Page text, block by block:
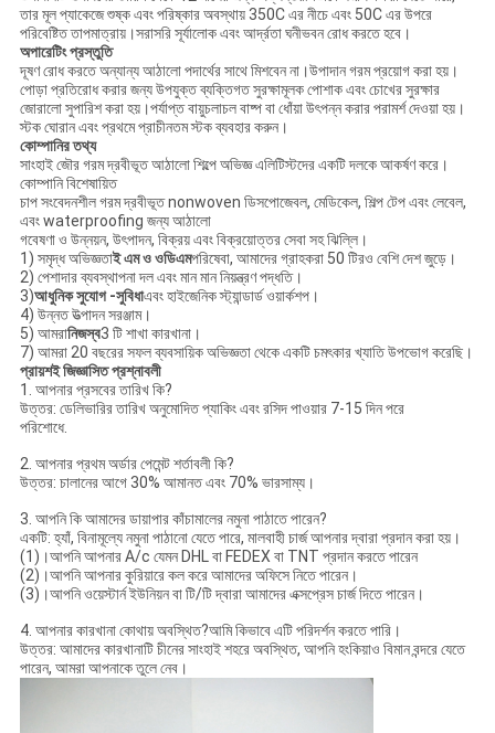
তার মূল প্যাকেজে শুষ্ক এবং পরিষ্কার অবস্থায় 350C এর নীচে এবং 50C এর উপরে
পরিবেষ্টিত তাপমাত্রায়।সরাসরি সূর্যালোক এবং আর্দ্রতা ঘনীভবন রোধ করতে হবে।
অপারেটিং প্রস্তুতি
দূষণ রোধ করতে অন্যান্য আঠালো পদার্থের সাথে মিশবেন না।উপাদান গরম প্রয়োগ করা হয়।
পোড়া প্রতিরোধ করার জন্য উপযুক্ত ব্যক্তিগত সুরক্ষামূলক পোশাক এবং চোখের সুরক্ষার
জোরালো সুপারিশ করা হয়।পর্যাপ্ত বায়ুচলাচল বাষ্প বা ধোঁয়া উৎপন্ন করার পরামর্শ দেওয়া হয়।
স্টক ঘোরান এবং প্রথমে প্রাচীনতম স্টক ব্যবহার করুন।
কোম্পানির তথ্য
সাংহাই জৌর গরম দ্রবীভূত আঠালো শিল্পে অভিজ্ঞ এলিটিস্টদের একটি দলকে আকর্ষণ করে।
কোম্পানি বিশেষায়িত
চাপ সংবেদনশীল গরম দ্রবীভূত nonwoven ডিসপোজেবল, মেডিকেল, শিল্প টেপ এবং লেবেল,
এবং waterproofing জন্য আঠালো
গবেষণা ও উন্নয়ন, উৎপাদন, বিক্রয় এবং বিক্রয়োত্তর সেবা সহ ঝিল্লি।
1) সমৃদ্ধ অভিজ্ঞতাই এম ও ওডিএমপরিষেবা, আমাদের গ্রাহকরা 50 টিরও বেশি দেশ জুড়ে।
2) পেশাদার ব্যবস্থাপনা দল এবং মান মান নিয়ন্ত্রণ পদ্ধতি।
3)আধুনিক সুযোগ -সুবিধাএবং হাইজেনিক স্ট্যান্ডার্ড ওয়ার্কশপ।
4) উন্নত উত্পাদন সরঞ্জাম।
5) আমরানিজস্ব3 টি শাখা কারখানা।
7) আমরা 20 বছরের সফল ব্যবসায়িক অভিজ্ঞতা থেকে একটি চমৎকার খ্যাতি উপভোগ করেছি।
প্রায়শই জিজ্ঞাসিত প্রশ্নাবলী
1. আপনার প্রসবের তারিখ কি?
উত্তর: ডেলিভারির তারিখ অনুমোদিত প্যাকিং এবং রসিদ পাওয়ার 7-15 দিন পরে
পরিশোধে.
2. আপনার প্রথম অর্ডার পেমেন্ট শর্তাবলী কি?
উত্তর: চালানের আগে 30% আমানত এবং 70% ভারসাম্য।
3. আপনি কি আমাদের ডায়াপার কাঁচামালের নমুনা পাঠাতে পারেন?
একটি: হ্যাঁ, বিনামূল্যে নমুনা পাঠানো যেতে পারে, মালবাহী চার্জ আপনার দ্বারা প্রদান করা হয়।
(1)।আপনি আপনার A/c যেমন DHL বা FEDEX বা TNT প্রদান করতে পারেন
(2)।আপনি আপনার কুরিয়ারে কল করে আমাদের অফিসে নিতে পারেন।
(3)।আপনি ওয়েস্টার্ন ইউনিয়ন বা টি/টি দ্বারা আমাদের এক্সপ্রেস চার্জ দিতে পারেন।
4. আপনার কারখানা কোথায় অবস্থিত?আমি কিভাবে এটি পরিদর্শন করতে পারি।
উত্তর: আমাদের কারখানাটি চীনের সাংহাই শহরে অবস্থিত, আপনি হংকিয়াও বিমান বন্দরে যেতে
পারেন, আমরা আপনাকে তুলে নেব।